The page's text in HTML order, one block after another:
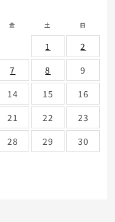
金 土 日
1
2
7 8
9
14 15
16
21 22
23
28 29
30